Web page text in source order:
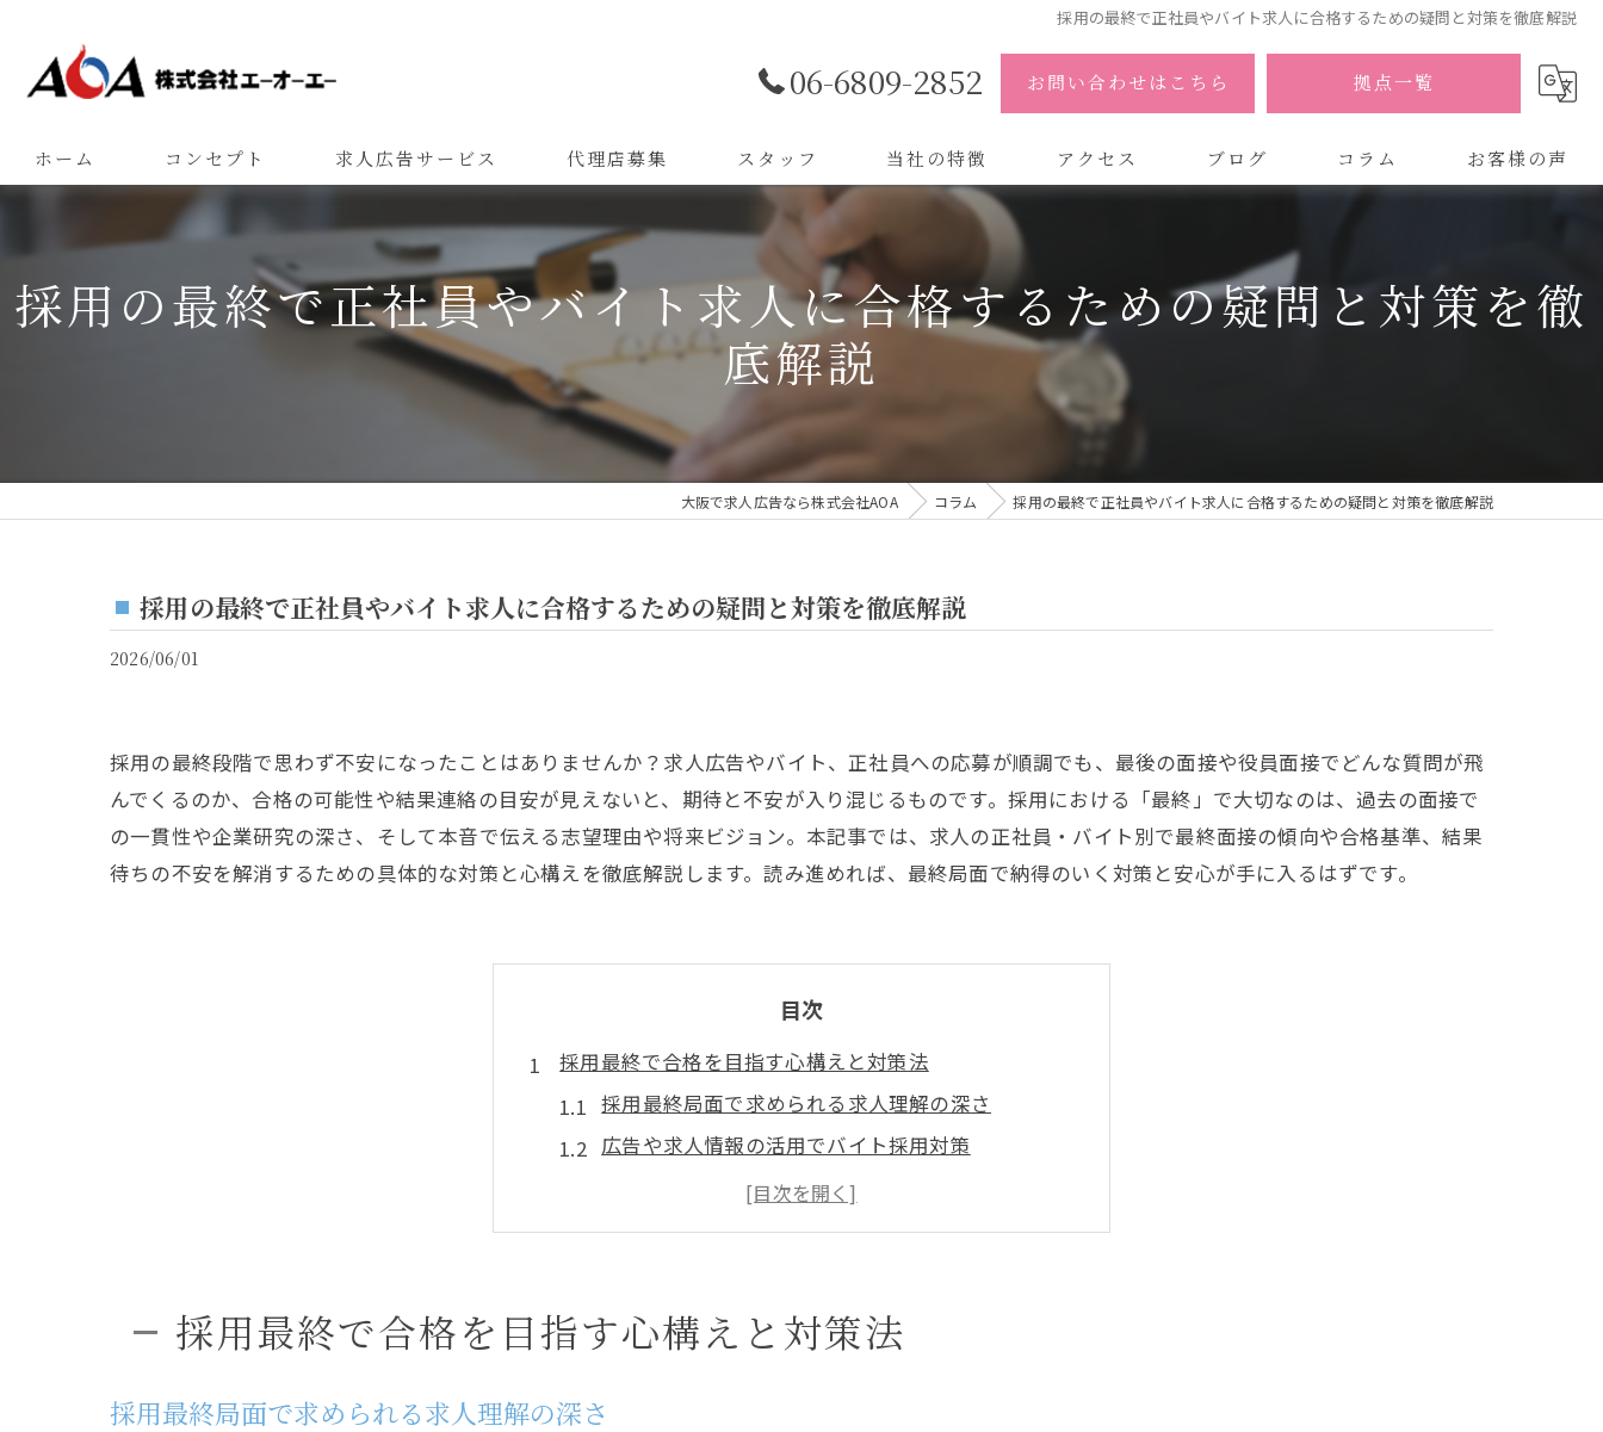
採用の最終で正社員やバイト求人に合格するための疑問と対策を徹底解説
06-6809-2852 お問い合わせはこちら 拠点一覧
ホーム コンセプト 求人広告サービス 代理店募集 スタッフ 当社の特徴
代理店
制作
アクセス
株式会社AOA 東京 渋谷オフィス
株式会社AOA 南森町オフィス
ブログ コラム お客様の声
採用の最終で正社員やバイト求人に合格するための疑問と対策を徹
底解説
大阪で求人広告なら株式会社AOA コラム 採用の最終で正社員やバイト求人に合格するための疑問と対策を徹底解説
採用の最終で正社員やバイト求人に合格するための疑問と対策を徹底解説
2026/06/01
採用の最終段階で思わず不安になったことはありませんか？求人広告やバイト、正社員への応募が順調でも、最後の面接や役員面接でどんな質問が飛
んでくるのか、合格の可能性や結果連絡の目安が見えないと、期待と不安が入り混じるものです。採用における「最終」で大切なのは、過去の面接で
の一貫性や企業研究の深さ、そして本音で伝える志望理由や将来ビジョン。本記事では、求人の正社員・バイト別で最終面接の傾向や合格基準、結果
待ちの不安を解消するための具体的な対策と心構えを徹底解説します。読み進めれば、最終局面で納得のいく対策と安心が手に入るはずです。
目次
採用最終で合格を目指す心構えと対策法
採用最終局面で求められる求人理解の深さ
広告や求人情報の活用でバイト採用対策
正社員採用に向けた最終面接突破の心構え
バイトと正社員求人の採用最終で意識すべき点
求人選びから最終面接までの流れとは
採用活動の求人選びと広告チェックの重要性
採用最終で合格を目指す心構えと対策法
採用最終局面で求められる求人理解の深さ